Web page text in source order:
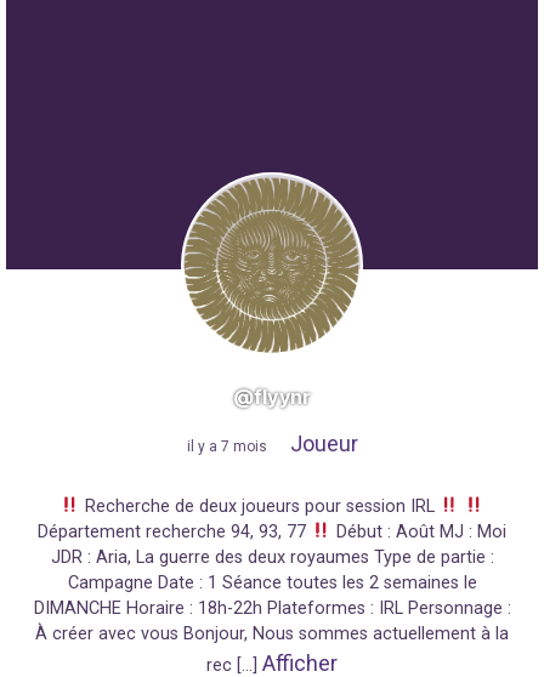
@flyynr
il y a 7 mois Joueur
Recherche de deux joueurs pour session IRL
Département recherche 94, 93, 77
Début : Août MJ : Moi
JDR : Aria, La guerre des deux royaumes Type de partie :
Campagne Date : 1 Séance toutes les 2 semaines le
DIMANCHE Horaire : 18h-22h Plateformes : IRL Personnage :
À créer avec vous Bonjour, Nous sommes actuellement à la
rec […] Afficher